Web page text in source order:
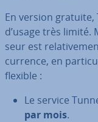
En version
d’usage très limité.
seur est
cur­rence, en
flexible :
Le service
par mois.